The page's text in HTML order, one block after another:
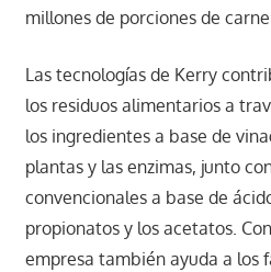
millones de porciones de
Las tecnologías de Kerry
los residuos alimentarios a
los ingredientes a base de
plantas y las enzimas, junto
convencionales a base de
propionatos y los acetatos.
empresa también ayuda a los